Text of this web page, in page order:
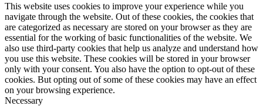
This website uses cookies to improve your experience while you
navigate through the website. Out of these cookies, the cookies that
are categorized as necessary are stored on your browser as they are
essential for the working of basic functionalities of the website. We
also use third-party cookies that help us analyze and understand how
you use this website. These cookies will be stored in your browser
only with your consent. You also have the option to opt-out of these
cookies. But opting out of some of these cookies may have an effect
on your browsing experience.
Necessary